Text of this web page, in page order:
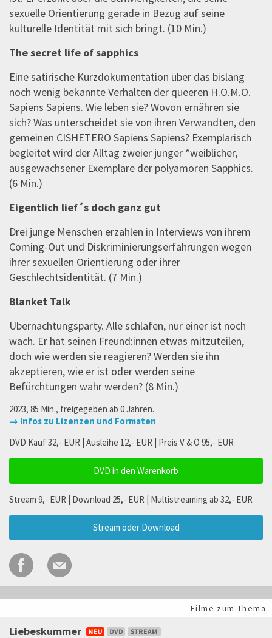
sexuelle Orientierung gerade in Bezug auf seine
kulturelle Identität mit sich bringt. (10 Min.)
The secret life of sapphics
Eine satirische Kurzdokumentation über das bislang
noch wenig bekannte Verhalten der queeren H.O.M.O.
Sapiens Sapiens. Wie leben sie? Wovon ernähren sie
sich? Was unterscheidet sie von ihren Verwandten, den
gemeinen CISHETERO Sapiens Sapiens? Exemplarisch
begleitet wird der Alltag zweier junger *weiblicher,
ausgewachsener Exemplare der polyamoren Sapphics.
(6 Min.)
Eigentlich lief´s doch ganz gut
Drei junge Menschen erzählen in Interviews von ihrem
Coming-Out und Diskriminierungserfahrungen wegen
ihrer sexuellen Orientierung oder ihrer
Geschlechtsidentität. (7 Min.)
Blanket Talk
Übernachtungsparty. Alle schlafen, nur einer ist noch
wach. Er hat seinen Freund:innen etwas mitzuteilen,
doch wie werden sie reagieren? Werden sie ihn
akzeptieren, wie er ist oder werden seine
Befürchtungen wahr werden? (8 Min.)
2023, 85 Min., freigegeben ab 0 Jahren.
→ Infos zu Lizenzen und Formaten
DVD Kauf 32,- EUR | Ausleihe 12,- EUR | Preis V & Ö 95,- EUR
DVD in den Warenkorb
Stream 9,- EUR | Download 25,- EUR | Multistreaming ab 32,- EUR
Stream oder Download
Filme zum Thema
Liebeskummer